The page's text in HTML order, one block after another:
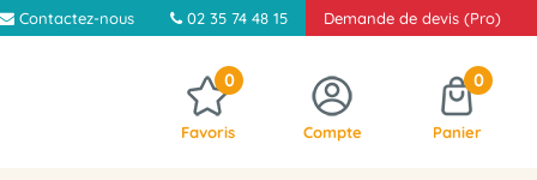
Contactez-nous 02 35 74 48 15 Demande de devis (Pro)
0
Favoris Compte
0
Panier